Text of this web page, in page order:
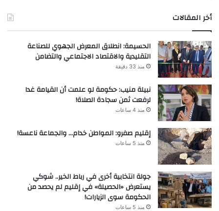
أخر المقالات
الحسيمة: انطلاق المعرض الجهوي للصناعة
التقليدية والاقتصاد الاجتماعي والتضامن
منذ 33 دقيقة
نبيلة منيب: حكومة لو علمت أن القيامة غدا
لرفعت ثمن سجادة الصلاة!
منذ 4 ساعات
إقليم صفرو: المواطن خدام… والجماعة ناعسة!
منذ 5 ساعات
جولة انتخابية أخرى في رباط الخير.. شوكي
يستعرض «الحصيلة» في إقليم لم يحصد من
الحكومة سوى الزيارات!
منذ 5 ساعات